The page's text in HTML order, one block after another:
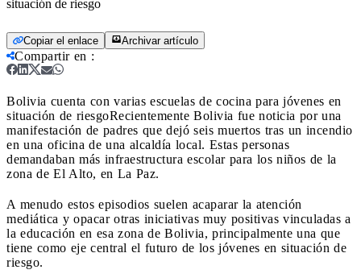
situación de riesgo
Copiar el enlace Archivar artículo
Compartir en :
Bolivia cuenta con varias escuelas de cocina para jóvenes en
situación de riesgoRecientemente Bolivia fue noticia por una
manifestación de padres que dejó seis muertos tras un incendio
en una oficina de una alcaldía local. Estas personas
demandaban más infraestructura escolar para los niños de la
zona de El Alto, en La Paz.
A menudo estos episodios suelen acaparar la atención
mediática y opacar otras iniciativas muy positivas vinculadas a
la educación en esa zona de Bolivia, principalmente una que
tiene como eje central el futuro de los jóvenes en situación de
riesgo.